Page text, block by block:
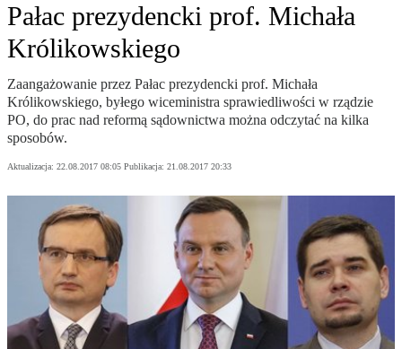
Pałac prezydencki prof. Michała
Królikowskiego
Zaangażowanie przez Pałac prezydencki prof. Michała
Królikowskiego, byłego wiceministra sprawiedliwości w rządzie
PO, do prac nad reformą sądownictwa można odczytać na kilka
sposobów.
Aktualizacja: 22.08.2017 08:05 Publikacja: 21.08.2017 20:33